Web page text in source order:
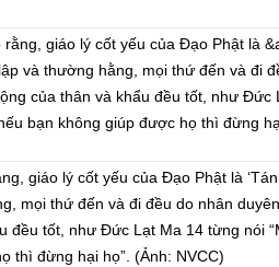
giáo lý cốt yếu của Đạo Phật là
mọi thứ đến và đi đều do nhân
đều tốt, như Đức Lạt Ma 14 từng nói
thì đừng hại họ”. (Ảnh: NVCC)